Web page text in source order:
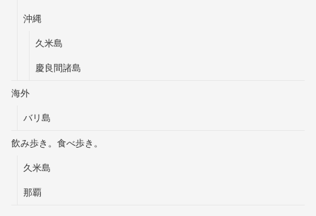
沖縄
久米島
慶良間諸島
海外
バリ島
飲み歩き。食べ歩き。
久米島
那覇